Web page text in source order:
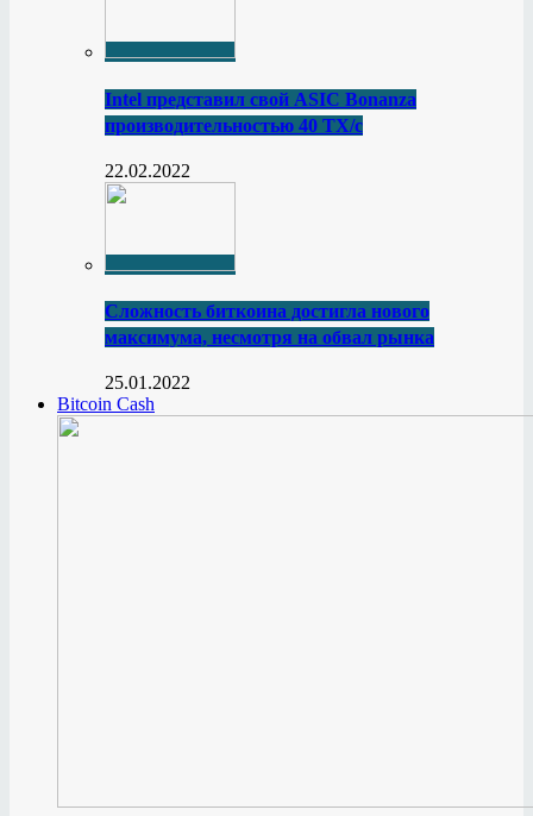
Intel представил свой ASIC Bonanza
производительностью 40 ТХ/с
22.02.2022
Сложность биткоина достигла нового
максимума, несмотря на обвал рынка
25.01.2022
Bitcoin Cash